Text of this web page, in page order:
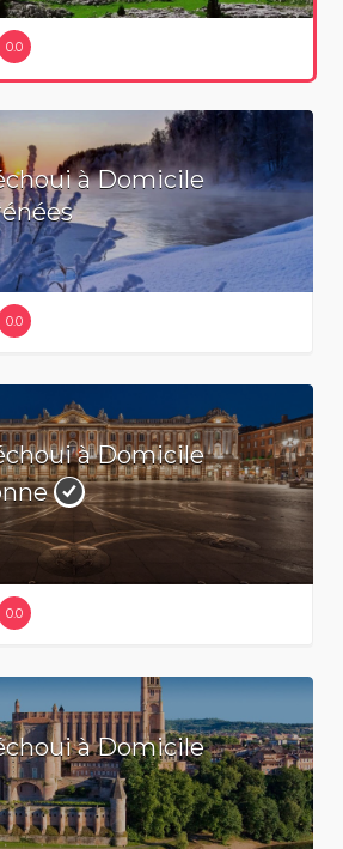
0.0
à Domicile
0.0
à Domicile
0.0
à Domicile